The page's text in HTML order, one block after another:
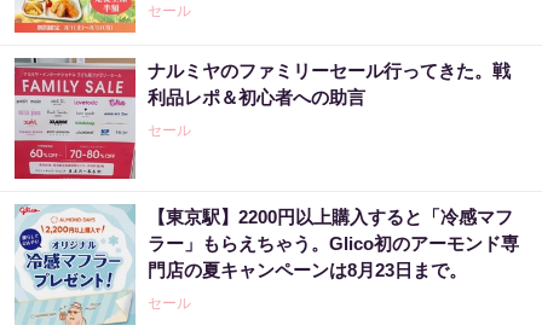
セール
ナルミヤのファミリーセール行ってきた。戦
利品レポ＆初心者への助言
セール
【東京駅】2200円以上購入すると「冷感マフ
ラー」もらえちゃう。Glico初のアーモンド専
門店の夏キャンペーンは8月23日まで。
セール